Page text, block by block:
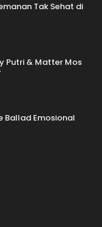
Tak Sehat di
Putri & Matter Mos
Ballad Emosional